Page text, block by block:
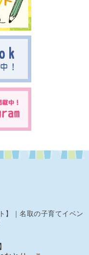
】｜名取の子育てイベン